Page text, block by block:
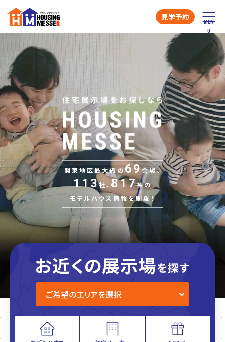
見学予約
関東地区最大級の 69会場、
113社、 817棟の
モデルハウス情報を網羅！